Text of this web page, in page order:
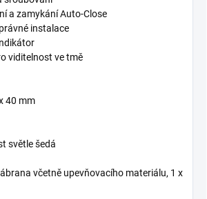
a zamykání Auto-Close
instalace
viditelnost ve tmě
40 mm
světle šedá
včetně upevňovacího materiálu, 1 x